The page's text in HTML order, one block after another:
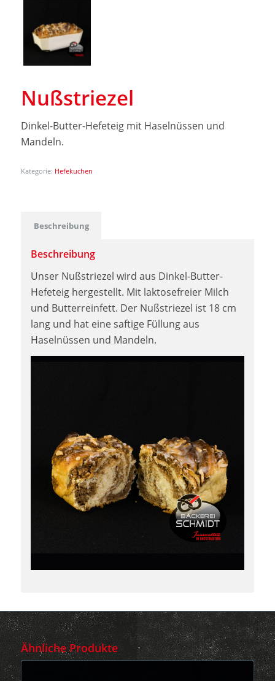
Nußstriezel
Dinkel-Butter-Hefeteig mit Haselnüssen und
Mandeln.
Kategorie: Hefekuchen
Beschreibung
Beschreibung
Unser Nußstriezel wird aus Dinkel-Butter-
Hefeteig hergestellt. Mit laktosefreier Milch
und Butterreinfett. Der Nußstriezel ist 18 cm
lang und hat eine saftige Füllung aus
Haselnüssen und Mandeln.
Ähnliche Produkte